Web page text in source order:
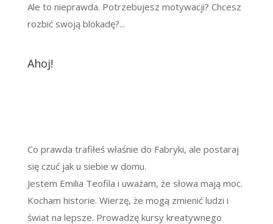
Ale to nieprawda. Potrzebujesz motywacji? Chcesz
rozbić swoją blokadę?...
Ahoj!
Co prawda trafiłeś właśnie do Fabryki, ale postaraj
się czuć jak u siebie w domu.
Jestem Emilia Teofila i uważam, że słowa mają moc.
Kocham historie. Wierzę, że mogą zmienić ludzi i
świat na lepsze. Prowadzę kursy kreatywnego